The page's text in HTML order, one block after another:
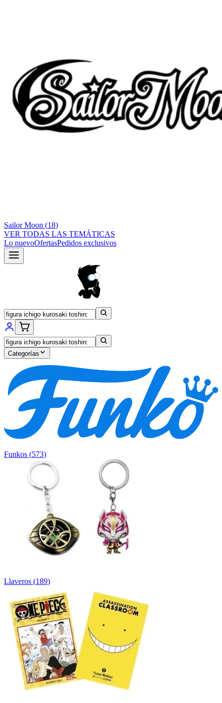
Sailor Moon (18)
VER TODAS LAS TEMÁTICAS
Lo nuevoOfertasPedidos exclusivos
Categorías
Funkos (573)
Llaveros (189)